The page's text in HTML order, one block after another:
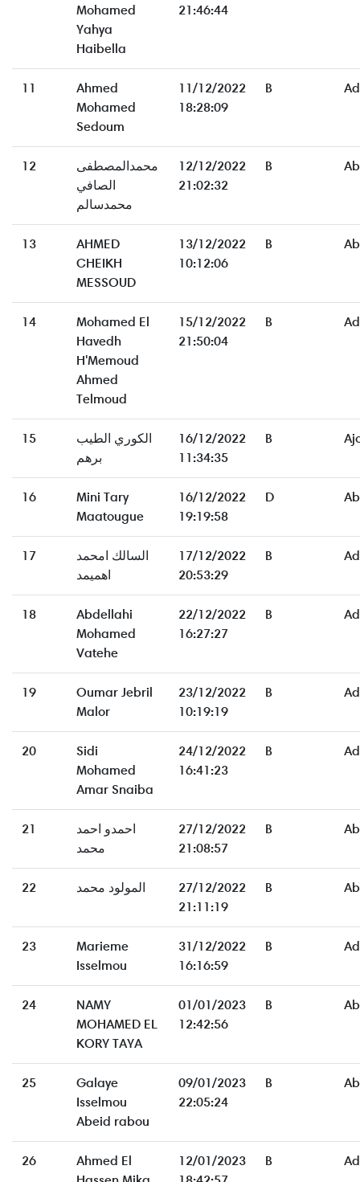
Mohamed
Yahya
Haibella
21:46:44
11
Ahmed
Mohamed
Sedoum
11/12/2022
18:28:09
B
12
محمدالمصطفى
الصافي
محمدسالم
12/12/2022
21:02:32
B
13
AHMED
CHEIKH
MESSOUD
13/12/2022
10:12:06
B
14
Mohamed El
Havedh
H'Memoud
Ahmed
Telmoud
15/12/2022
21:50:04
B
15
الكوري الطيب
برهم
16/12/2022
11:34:35
B
16
Mini Tary
Maatougue
16/12/2022
19:19:58
D
17
السالك امحمد
اهميمد
17/12/2022
20:53:29
B
18
Abdellahi
Mohamed
Vatehe
22/12/2022
16:27:27
B
19
Oumar Jebril
Malor
23/12/2022
10:19:19
B
20
Sidi
Mohamed
Amar Snaiba
24/12/2022
16:41:23
B
21
احمدو احمد
محمد
27/12/2022
21:08:57
B
22 المولود محمد
27/12/2022
21:11:19
B
23
Marieme
Isselmou
31/12/2022
16:16:59
B
24
NAMY
MOHAMED EL
KORY TAYA
01/01/2023
12:42:56
B
25
Galaye
Isselmou
Abeid rabou
09/01/2023
22:05:24
B
26
Ahmed El
12/01/2023
B